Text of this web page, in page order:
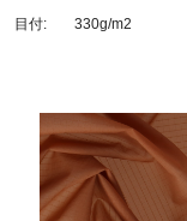
目付: 330g/m2